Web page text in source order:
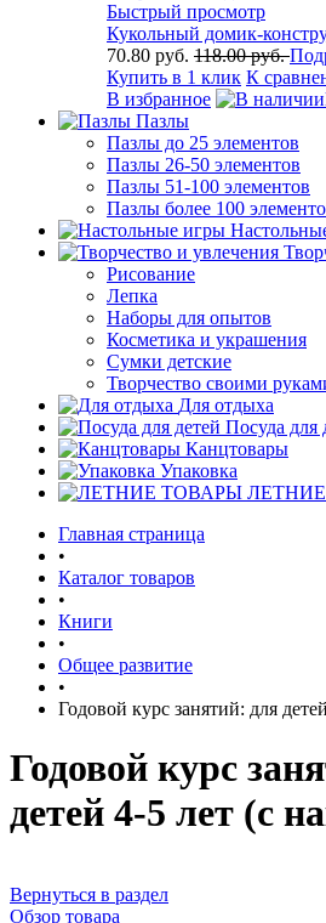
Быстрый просмотр
Кукольный домик-
70.80 руб. 118.00 руб.
Купить в 1 клик К
В избранное
Пазлы
Пазлы до 25 элементов
Пазлы 26-50 элементов
Пазлы 51-100 элементов
Пазлы более 100
Рисование
Лепка
Наборы для опытов
Косметика и украшения
Сумки детские
Творчество своими
Для отдыха
Посуда для
Канцтовары
Упаковка
Главная страница
•
Каталог товаров
•
Книги
•
Общее развитие
•
Годовой курс занятий: для
Годовой курс
детей 4-5 лет (с
Вернуться в раздел
Обзор товара